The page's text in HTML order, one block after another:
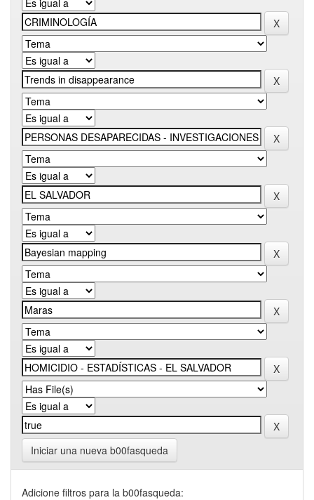
Iniciar una nueva b00fasqueda
Adicione filtros para la b00fasqueda: